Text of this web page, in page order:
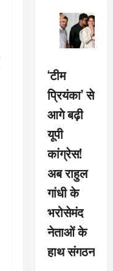
‘टीम
प्रियंका’ से
आगे बढ़ी
यूपी
कांग्रेस!
अब राहुल
गांधी के
भरोसेमंद
नेताओं के
हाथ संगठन